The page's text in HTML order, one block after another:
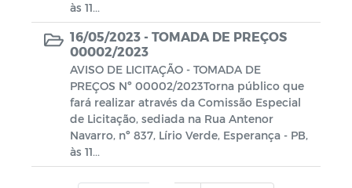
às 11...
16/05/2023 - TOMADA DE PREÇOS
00002/2023
AVISO DE LICITAÇÃO - TOMADA DE
PREÇOS Nº 00002/2023Torna público que
fará realizar através da Comissão Especial
de Licitação, sediada na Rua Antenor
Navarro, nº 837, Lírio Verde, Esperança - PB,
às 11...